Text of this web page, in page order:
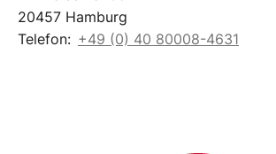
20457 Hamburg
Telefon: +49 (0) 40 80008-4631